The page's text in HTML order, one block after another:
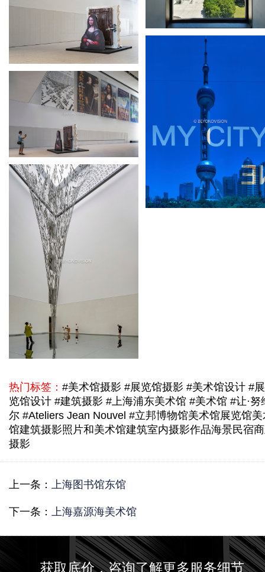
热门标签： #美术馆摄影 #展览馆摄影 #美术馆设计 #展
览馆设计 #建筑摄影 #上海浦东美术馆 #美术馆 #让·努
尔 #Ateliers Jean Nouvel #立邦博物馆美术馆展览馆美
馆建筑摄影照片和美术馆建筑室内摄影作品海景民宿
摄影
上一条： 上海图书馆东馆
下一条： 上海嘉源海美术馆
获取底价，咨询了解更多服务细节